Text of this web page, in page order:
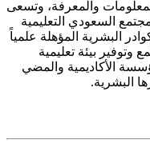
والمعرفة، وتسعى
السعودي التعليمية
البشرية المؤهلة علمياً
وتوفير بيئة تعليمية
الأكاديمية والمضي
البشرية.